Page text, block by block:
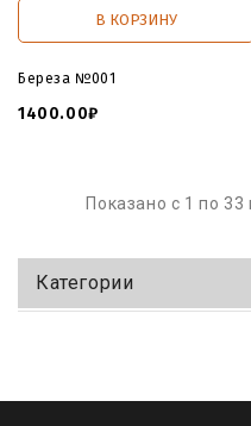
В КОРЗИНУ
Береза №001
1400.00₽
Показано с 1 по 33
Категории